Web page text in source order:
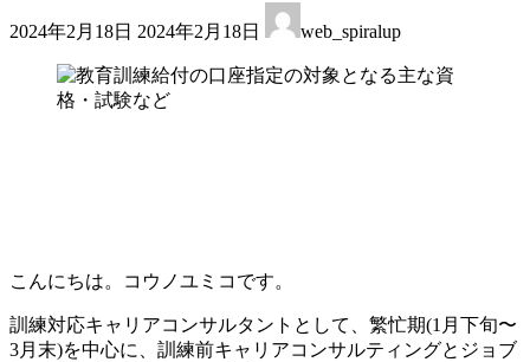
2024年2月18日 終
更
新
日
2024年2月18日 web_spiralup
こんにちは。コウノユミコです。
訓練対応キャリアコンサルタントとして、繁忙期(1月下旬〜
3月末)を中心に、訓練前キャリアコンサルティングとジョブ